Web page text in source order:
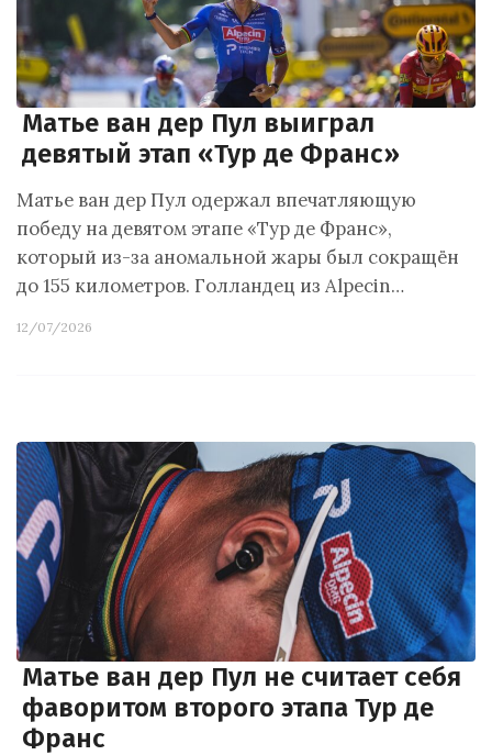
Матье ван дер Пул выиграл
девятый этап «Тур де Франс»
Матье ван дер Пул одержал впечатляющую
победу на девятом этапе «Тур де Франс»,
который из-за аномальной жары был сокращён
до 155 километров. Голландец из Alpecin…
12/07/2026
Матье ван дер Пул не считает себя
фаворитом второго этапа Тур де
Франс